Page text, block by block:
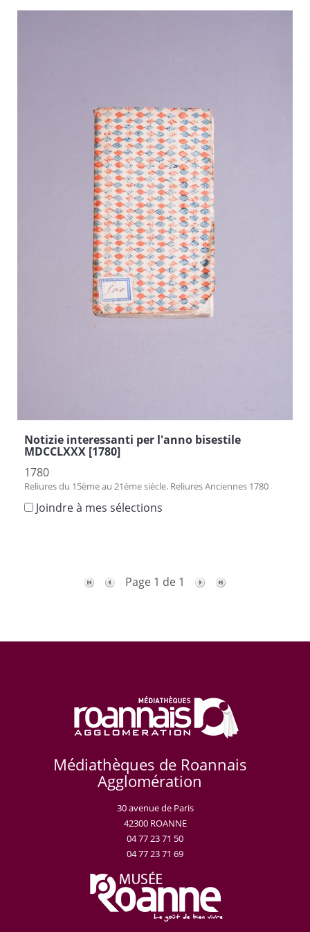
Notizie interessanti per l'anno bisestile
MDCCLXXX [1780]
1780
Reliures du 15ème au 21ème siècle. Reliures Anciennes 1780
Joindre à mes sélections
Page 1 de 1
Médiathèques de Roannais
Agglomération
30 avenue de Paris
42300 ROANNE
04 77 23 71 50
04 77 23 71 69